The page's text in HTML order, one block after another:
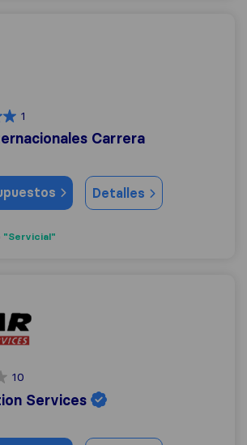
Carrera
1
Carrera
Detalles
"Servicial"
10
Services